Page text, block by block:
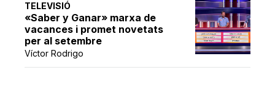
TELEVISIÓ
«Saber y Ganar» marxa de
vacances i promet novetats
per al setembre
Víctor Rodrigo